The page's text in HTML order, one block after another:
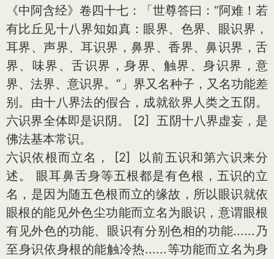
《中阿含经》卷四十七：「世尊答曰：“阿难！若
有比丘见十八界知如真：眼界、色界、眼识界，
耳界、声界、耳识界，鼻界、香界、鼻识界，舌
界、味界、舌识界，身界、触界、身识界，意
界、法界、意识界。”」界又名种子，又名功能差
别。由十八界法的假合，成就欲界人类之五阴。
六识界全体即是识阴。 [2] 五阴十八界虚妄，是
佛法基本常识。
六识依根而立名， [2] 以前五识和第六识来分
述。 眼耳鼻舌身等五根都是有色根，五识的立
名，是因为随五色根而立的缘故，所以眼识就依
眼根的能见外色尘功能而立名为眼识，意谓眼根
有见外色的功能、眼识有分别色相的功能......乃
至身识依身根的能触冷热......等功能而立名为身